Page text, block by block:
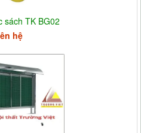
sách TK BG02
hệ